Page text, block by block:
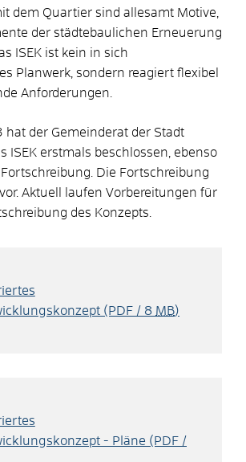
dem Quartier sind allesamt Motive,
der städtebaulichen Erneuerung
ISEK ist kein in sich
Planwerk, sondern reagiert flexibel
Anforderungen.
hat der Gemeinderat der Stadt
ISEK erstmals beschlossen, ebenso
Die Fortschreibung
Aktuell laufen Vorbereitungen für
des Konzepts.
(PDF / 8 MB)
- Pläne (PDF /